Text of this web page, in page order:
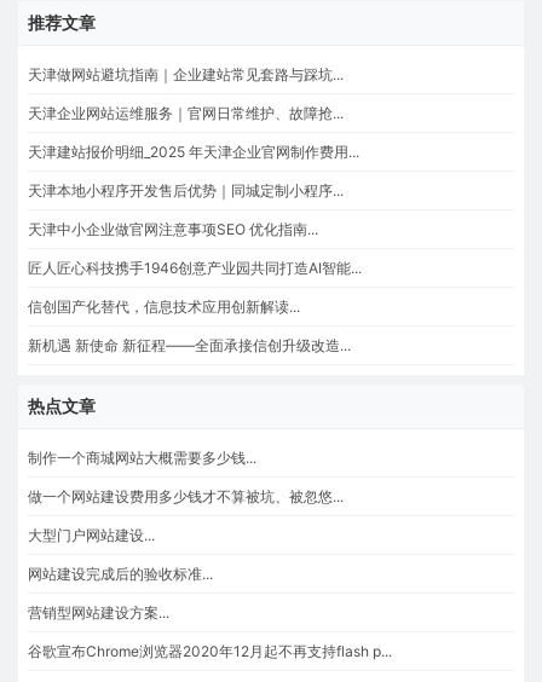
推荐文章
天津做网站避坑指南｜企业建站常见套路与踩坑...
天津企业网站运维服务｜官网日常维护、故障抢...
天津建站报价明细_2025 年天津企业官网制作费用...
天津本地小程序开发售后优势｜同城定制小程序...
天津中小企业做官网注意事项SEO 优化指南...
匠人匠心科技携手1946创意产业园共同打造AI智能...
信创国产化替代，信息技术应用创新解读...
新机遇 新使命 新征程——全面承接信创升级改造...
热点文章
制作一个商城网站大概需要多少钱...
做一个网站建设费用多少钱才不算被坑、被忽悠...
大型门户网站建设...
网站建设完成后的验收标准...
营销型网站建设方案...
谷歌宣布Chrome浏览器2020年12月起不再支持flash p...